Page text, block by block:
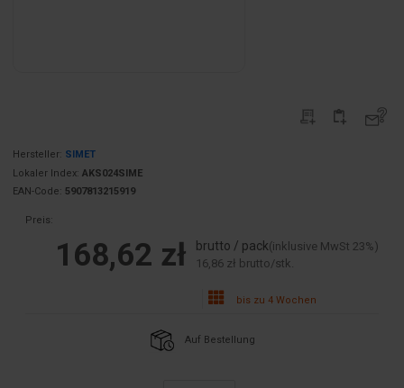
Hersteller: SIMET
Lokaler Index: AKS024SIME
EAN-Code: 5907813215919
Preis:
168,62 zł brutto / pack(inklusive MwSt 23%)
16,86 zł brutto/stk.
bis zu 4 Wochen
Auf Bestellung